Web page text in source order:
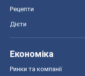
Рецепти
Дієти
Економіка
Ринки та компанії